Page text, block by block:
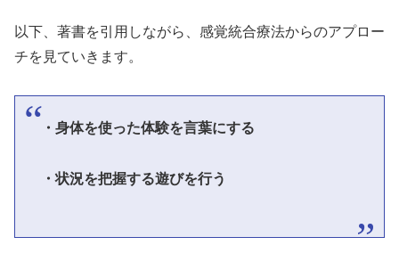
以下、著書を引用しながら、感覚統合療法からのアプロー
チを見ていきます。
・身体を使った体験を言葉にする
・状況を把握する遊びを行う